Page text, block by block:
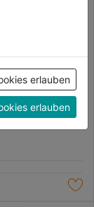
4003
0.0 (0)
stimmst du
"Details
Cookies
erlauben
erlauben